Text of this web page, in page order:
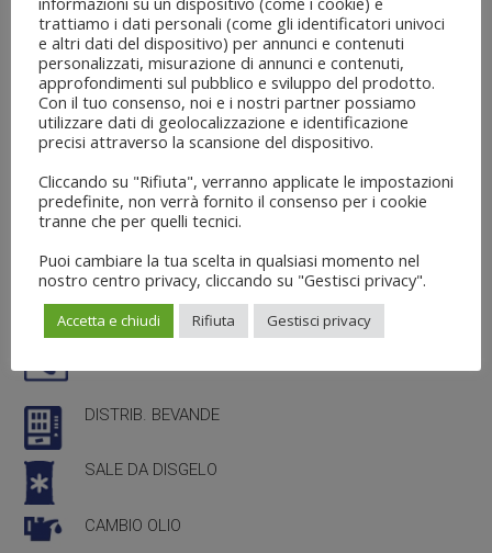
SERVIZI OFFERTI
SERVIZI IGIENICI
SALE PER ADDOLCITORI
DOCCE A GETTONE
RISTORANTE BAR
DISTRIB. BEVANDE
SALE DA DISGELO
CAMBIO OLIO
trattiamo i dati personali (come gli identificatori univoci
e altri dati del dispositivo) per annunci e contenuti
personalizzati, misurazione di annunci e contenuti,
approfondimenti sul pubblico e sviluppo del prodotto.
Con il tuo consenso, noi e i nostri partner possiamo
utilizzare dati di geolocalizzazione e identificazione
precisi attraverso la scansione del dispositivo.
Cliccando su "Rifiuta", verranno applicate le impostazioni
predefinite, non verrà fornito il consenso per i cookie
tranne che per quelli tecnici.
Puoi cambiare la tua scelta in qualsiasi momento nel
nostro centro privacy, cliccando su "Gestisci privacy".
Accetta e chiudi Rifiuta Gestisci privacy